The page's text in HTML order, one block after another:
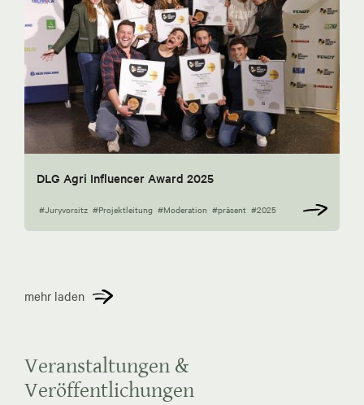
DLG Agri Influencer Award 2025
#Juryvorsitz #Projektleitung #Moderation #präsent #2025
mehr laden
Veranstaltungen &
Veröffentlichungen